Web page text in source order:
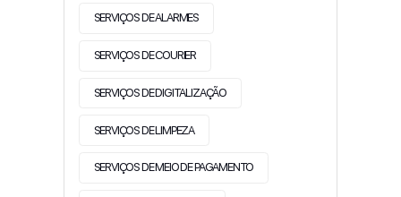
SERVIÇOS DE ALARMES
SERVIÇOS DE COURIER
SERVIÇOS DE DIGITALIZAÇÃO
SERVIÇOS DE LIMPEZA
SERVIÇOS DE MEIO DE PAGAMENTO